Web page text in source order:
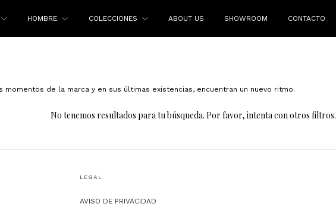
HOMBRE COLECCIONES ABOUT US SHOWROOM CONTACTO
de la marca y en sus últimas existencias, encuentran un nuevo ritmo.
No tenemos resultados para tu búsqueda. Por favor, intenta con otros filtros.
LEGAL
AVISO DE PRIVACIDAD